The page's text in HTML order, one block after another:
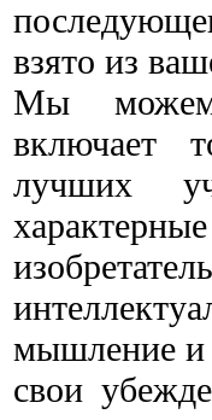
взято из
Мы можем
включает
лучших
мышление и
свои